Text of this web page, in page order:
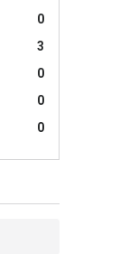
0
3
0
0
0